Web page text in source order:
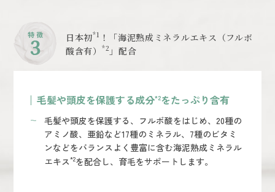
特 徴
3 日本初*1 ！「海泥熟成ミネラルエキス（フルボ
酸含有）
*2 」配合
毛髪や頭皮を保護する成分*2をたっぷり含有
毛髪や頭皮を保護する、フルボ酸をはじめ、20種の
アミノ酸、亜鉛など17種のミネラル、7種のビタミ
ンなどをバランスよく豊富に含む海泥熟成ミネラル
エキス*2を配合し、育毛をサポートします。